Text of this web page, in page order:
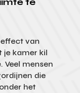
van
je kamer kil
Veel mensen
die
het